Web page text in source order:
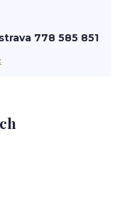
778 585 851